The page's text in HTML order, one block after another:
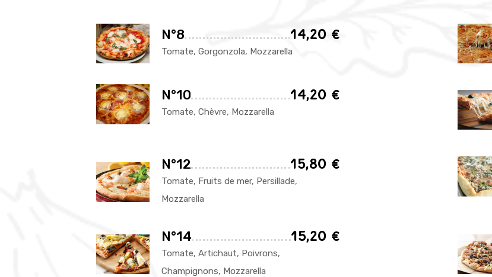
N°8 14,20 €
Tomate, Gorgonzola, Mozzarella
N°10 14,20 €
Tomate, Chèvre, Mozzarella
N°12 15,80 €
Tomate, Fruits de mer, Persillade,
Mozzarella
N°14 15,20 €
Tomate, Artichaut, Poivrons,
Champignons, Mozzarella